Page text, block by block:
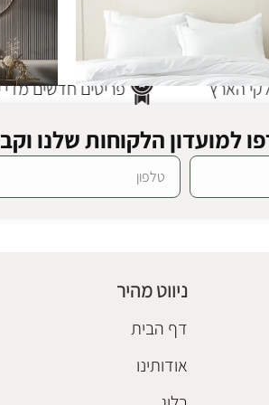
פריטים חדשים מדי הארץ
למועדון הלקוחות שלנו
ניווט מהיר
דף הבית
אודותינו